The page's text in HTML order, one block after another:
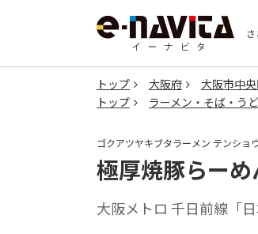
トップ 大阪府 大阪市中
トップ
ラーメン・そば・う
ゴクアツヤキブタラーメン テンショ
極厚焼豚らーめ
大阪メトロ 千日前線「